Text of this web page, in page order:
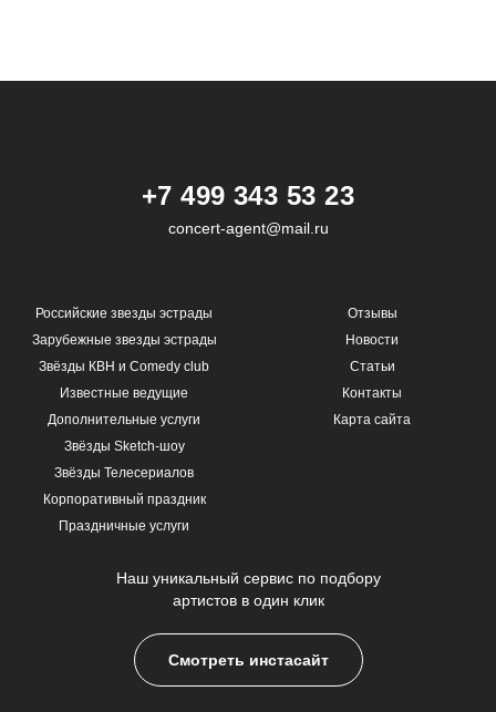
+7 499 343 53 23
concert-agent@mail.ru
Российские звезды эстрады
Зарубежные звезды эстрады
Звёзды КВН и Comedy club
Известные ведущие
Дополнительные услуги
Звёзды Sketch-шоу
Звёзды Телесериалов
Корпоративный праздник
Праздничные услуги
Отзывы
Новости
Статьи
Контакты
Карта сайта
Наш уникальный сервис по подбору
артистов в один клик
Смотреть инстасайт